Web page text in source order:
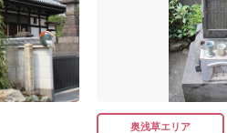
奥浅草エリア